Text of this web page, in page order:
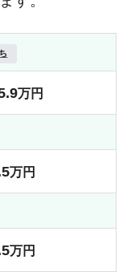
万円
万円
万円